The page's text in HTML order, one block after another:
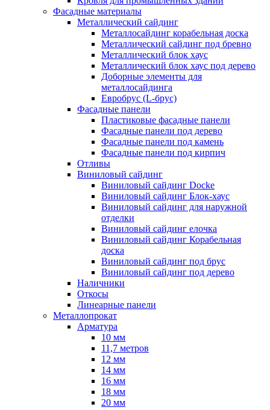
Фасадные материалы
Металлический сайдинг
Металлосайдинг корабельная доска
Металлический сайдинг под бревно
Металлический блок хаус
Металлический блок хаус под дерево
Доборные элементы для
металлосайдинга
Евробрус (L-брус)
Фасадные панели
Пластиковые фасадные панели
Фасадные панели под дерево
Фасадные панели под камень
Фасадные панели под кирпич
Отливы
Виниловый сайдинг
Виниловый сайдинг Docke
Виниловый сайдинг Блок-хаус
Виниловый сайдинг для наружной
отделки
Виниловый сайдинг елочка
Виниловый сайдинг Корабельная
доска
Виниловый сайдинг под брус
Виниловый сайдинг под дерево
Наличники
Откосы
Линеарные панели
Металлопрокат
Арматура
10 мм
11,7 метров
12 мм
14 мм
16 мм
18 мм
20 мм